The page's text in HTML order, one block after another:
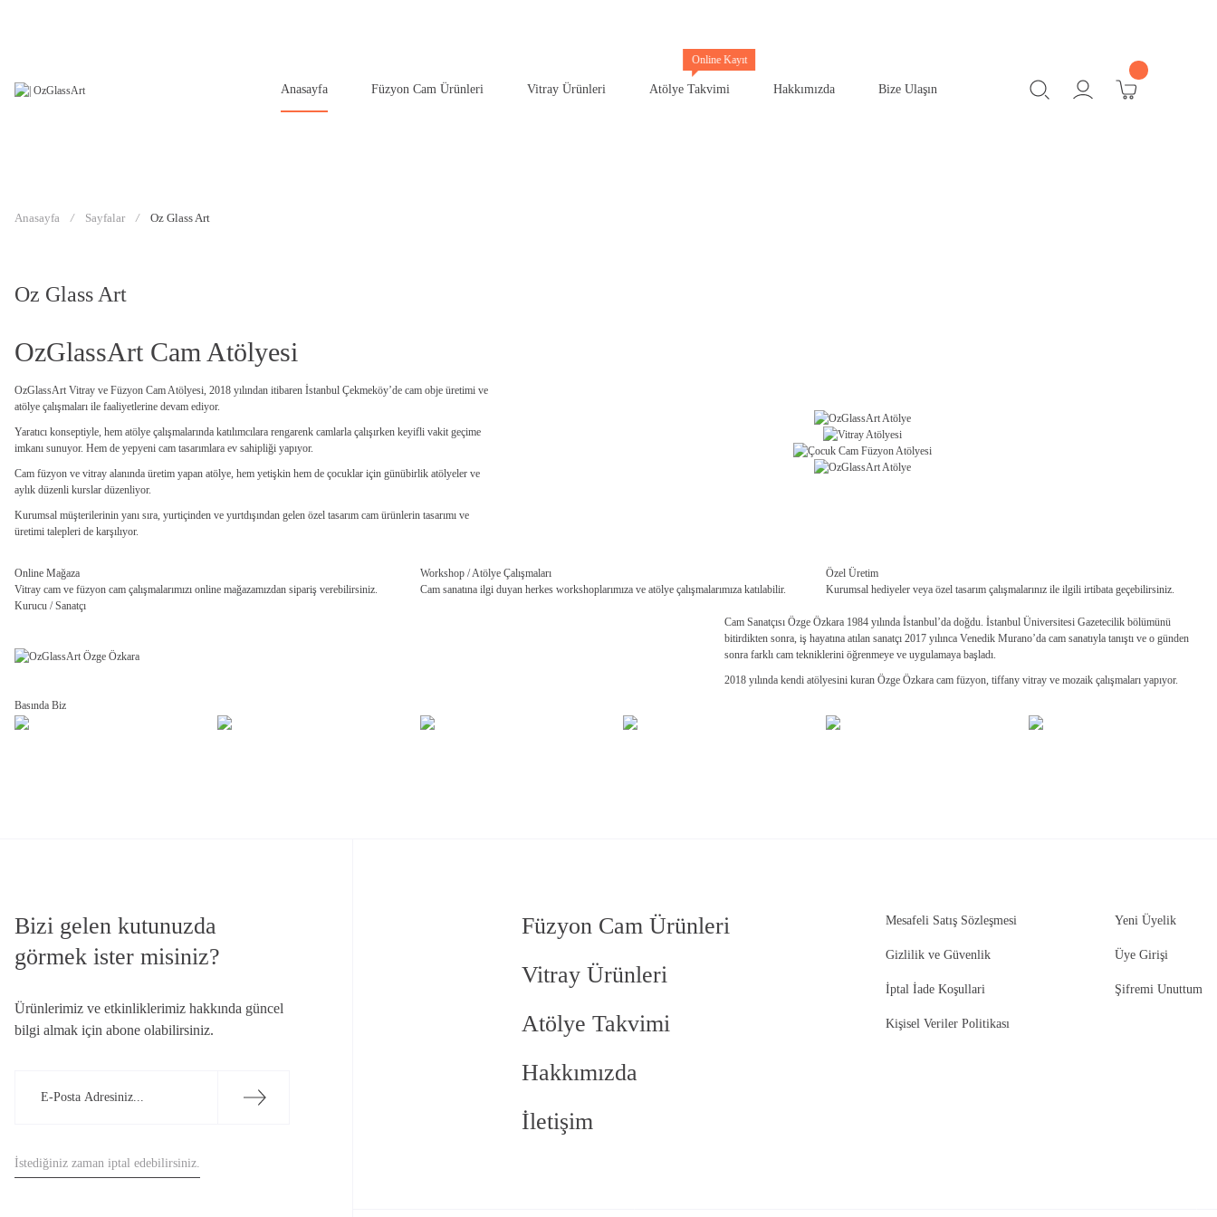
Anasayfa Füzyon Cam Ürünleri Vitray Ürünleri Atölye Takvimi Hakkımızda Bize Ulaşın
Anasayfa Sayfalar Oz Glass Art
Oz Glass Art
OzGlassArt Cam Atölyesi
OzGlassArt Vitray ve Füzyon Cam Atölyesi, 2018 yılından itibaren İstanbul Çekmeköy’de cam obje üretimi ve
atölye çalışmaları ile faaliyetlerine devam ediyor.
Yaratıcı konseptiyle, hem atölye çalışmalarında katılımcılara rengarenk camlarla çalışırken keyifli vakit geçime
imkanı sunuyor. Hem de yepyeni cam tasarımlara ev sahipliği yapıyor.
Cam füzyon ve vitray alanında üretim yapan atölye, hem yetişkin hem de çocuklar için günübirlik atölyeler ve
aylık düzenli kurslar düzenliyor.
Kurumsal müşterilerinin yanı sıra, yurtiçinden ve yurtdışından gelen özel tasarım cam ürünlerin tasarımı ve
üretimi talepleri de karşılıyor.
Online Mağaza
Vitray cam ve füzyon cam çalışmalarımızı online mağazamızdan sipariş verebilirsiniz.
Workshop / Atölye Çalışmaları
Cam sanatına ilgi duyan herkes workshoplarımıza ve atölye çalışmalarımıza katılabilir.
Özel Üretim
Kurumsal hediyeler veya özel tasarım çalışmalarınız ile ilgili irtibata geçebilirsiniz.
Kurucu / Sanatçı
Cam Sanatçısı Özge Özkara 1984 yılında İstanbul’da doğdu. İstanbul Üniversitesi Gazetecilik bölümünü
bitirdikten sonra, iş hayatına atılan sanatçı 2017 yılınca Venedik Murano’da cam sanatıyla tanıştı ve o günden
sonra farklı cam tekniklerini öğrenmeye ve uygulamaya başladı.
2018 yılında kendi atölyesini kuran Özge Özkara cam füzyon, tiffany vitray ve mozaik çalışmaları yapıyor.
Basında Biz
Bizi gelen kutunuzda
görmek ister misiniz?
Ürünlerimiz ve etkinliklerimiz hakkında güncel
bilgi almak için abone olabilirsiniz.
İstediğiniz zaman iptal edebilirsiniz.
Füzyon Cam Ürünleri
Vitray Ürünleri
Atölye Takvimi
Hakkımızda
İletişim
Mesafeli Satış Sözleşmesi
Gizlilik ve Güvenlik
İptal İade Koşullari
Kişisel Veriler Politikası
Yeni Üyelik
Üye Girişi
Şifremi Unuttum